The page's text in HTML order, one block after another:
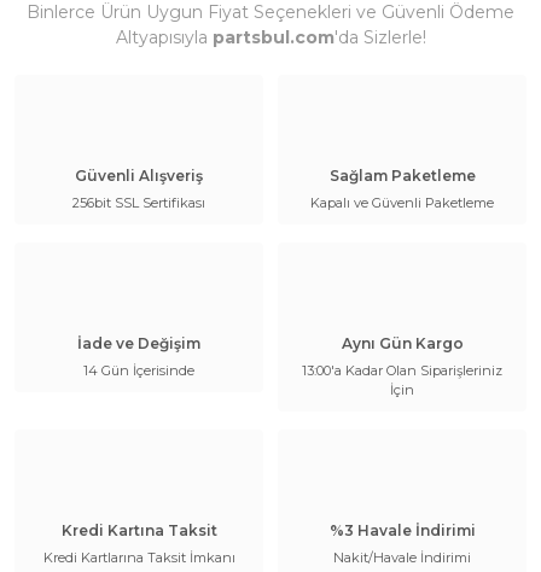
Binlerce Ürün Uygun Fiyat Seçenekleri ve Güvenli Ödeme
Altyapısıyla partsbul.com'da Sizlerle!
Güvenli Alışveriş
256bit SSL Sertifikası
Sağlam Paketleme
Kapalı ve Güvenli Paketleme
İade ve Değişim
14 Gün İçerisinde
Aynı Gün Kargo
13:00'a Kadar Olan Siparişleriniz
İçin
Kredi Kartına Taksit
Kredi Kartlarına Taksit İmkanı
%3 Havale İndirimi
Nakit/Havale İndirimi